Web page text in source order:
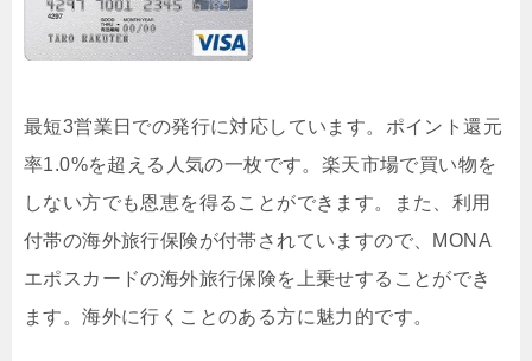
最短3営業日での発行に対応しています。ポイント還元
率1.0%を超える人気の一枚です。楽天市場で買い物を
しない方でも恩恵を得ることができます。また、利用
付帯の海外旅行保険が付帯されていますので、MONA
エポスカードの海外旅行保険を上乗せすることができ
ます。海外に行くことのある方に魅力的です。